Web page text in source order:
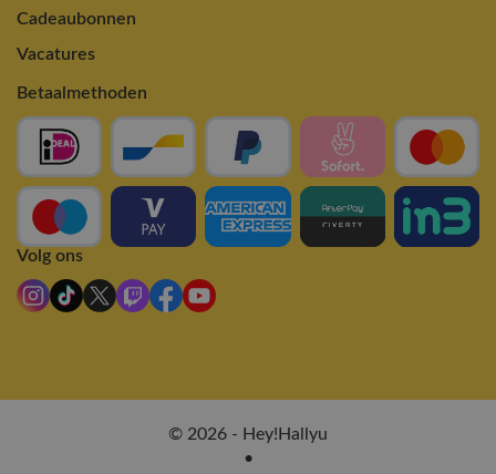
Cadeaubonnen
Vacatures
Betaalmethoden
Volg ons
© 2026 - Hey!Hallyu
•